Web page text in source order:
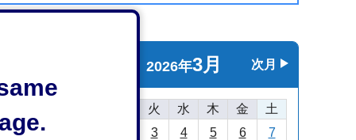
2026年3月 次月
火 水 木 金
土
3 4 5 6 7